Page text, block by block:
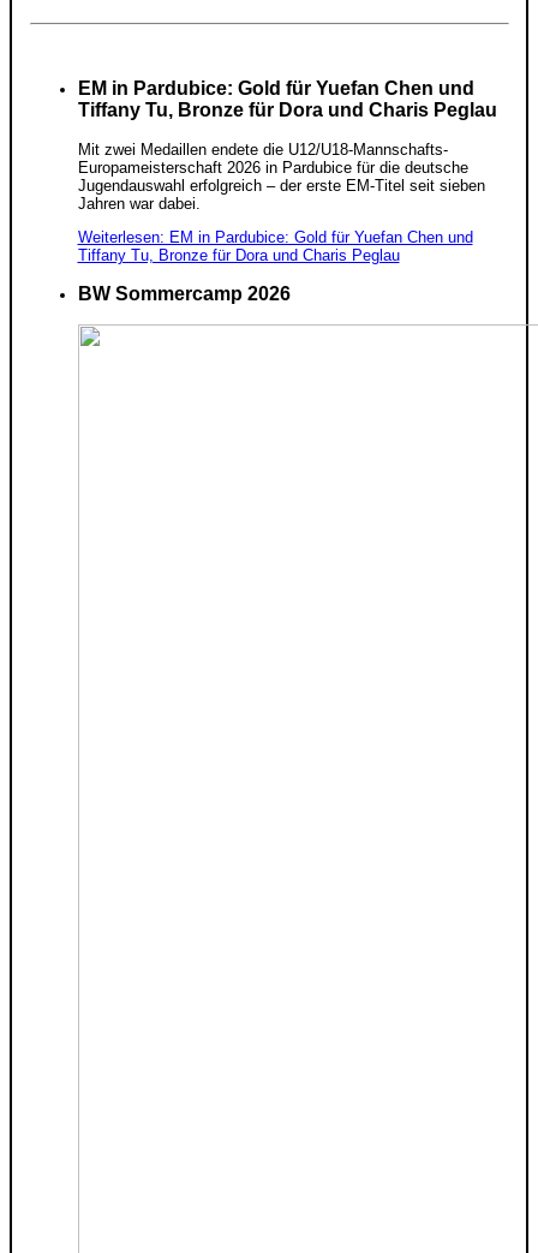
EM in Pardubice: Gold für Yuefan Chen und
Tiffany Tu, Bronze für Dora und Charis Peglau
Mit zwei Medaillen endete die U12/U18-Mannschafts-
Europameisterschaft 2026 in Pardubice für die deutsche
Jugendauswahl erfolgreich – der erste EM-Titel seit sieben
Jahren war dabei.
Weiterlesen: EM in Pardubice: Gold für Yuefan Chen und
Tiffany Tu, Bronze für Dora und Charis Peglau
BW Sommercamp 2026